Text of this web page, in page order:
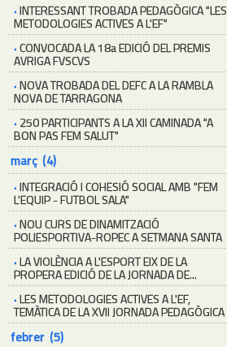
·INTERESSANT TROBADA PEDAGÒGICA "LES
METODOLOGIES ACTIVES A L'EF"
·CONVOCADA LA 18a EDICIÓ DEL PREMIS
AVRIGA FVSCVS
·NOVA TROBADA DEL DEFC A LA RAMBLA
NOVA DE TARRAGONA
· 250 PARTICIPANTS A LA XII CAMINADA "A
BON PAS FEM SALUT"
març (4)
·INTEGRACIÓ I COHESIÓ SOCIAL AMB "FEM
L'EQUIP - FUTBOL SALA"
·NOU CURS DE DINAMITZACIÓ
POLIESPORTIVA-ROPEC A SETMANA SANTA
·LA VIOLÈNCIA A L'ESPORT EIX DE LA
PROPERA EDICIÓ DE LA JORNADA DE...
·LES METODOLOGIES ACTIVES A L'EF,
TEMÀTICA DE LA XVII JORNADA PEDAGÒGICA
febrer (5)